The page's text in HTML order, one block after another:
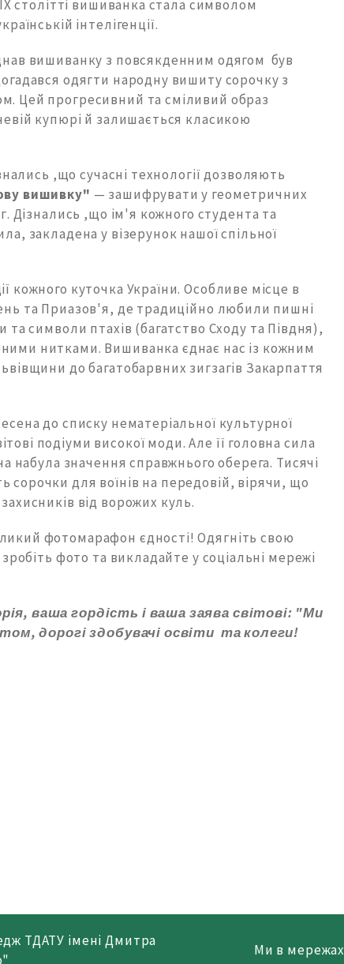
столітті вишиванка стала символом
інтелігенції.
вишиванку з повсякденним одягом був
одягти народну вишиту сорочку з
Цей прогресивний та сміливий образ
купюрі й залишається класикою
,що сучасні технології дозволяють
вишивку" — зашифрувати у геометричних
Дізнались ,що ім'я кожного студента та
закладена у візерунок нашої спільної
кожного куточка України. Особливе місце в
та Приазов'я, де традиційно любили пишні
та символи птахів (багатство Сходу та Півдня),
нитками. Вишиванка єднає нас із кожним
до багатобарвних зигзагів Закарпаття
до списку нематеріальної культурної
подіуми високої моди. Але її головна сила
набула значення справжнього оберега. Тисячі
для воїнів на передовій, вірячи, що
від ворожих куль.
фотомарафон єдності! Одягніть свою
фото та викладайте у соціальні мережі
ваша гордість і ваша заява світові: "Ми
дорогі здобувачі освіти та колеги!
ТДАТУ імені Дмитра
Ми в мережах